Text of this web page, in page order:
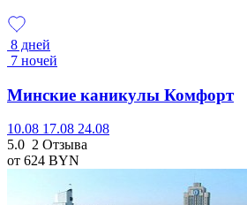
8 дней
7 ночей
Минские каникулы Комфорт
10.08 17.08 24.08
5.0 2 Отзыва
от 624 BYN